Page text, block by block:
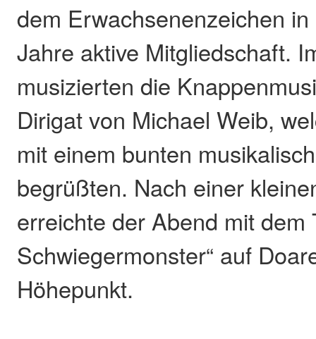
dem Erwachsenenzeichen
Jahre aktive Mitgliedschaft.
musizierten die
Dirigat von Michael Weib,
mit einem bunten
begrüßten. Nach einer
erreichte der Abend mit dem
Schwiegermonster“ auf
Höhepunkt.